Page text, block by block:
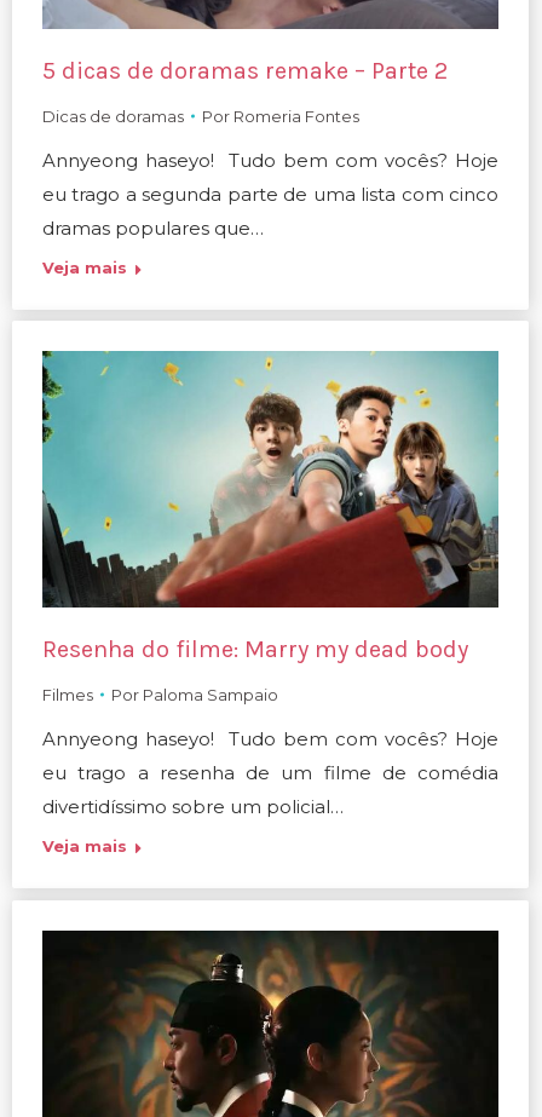
5 dicas de doramas remake – Parte 2
Dicas de doramas Por Romeria Fontes
Annyeong haseyo! Tudo bem com vocês? Hoje
eu trago a segunda parte de uma lista com cinco
dramas populares que…
Veja mais
Resenha do filme: Marry my dead body
Filmes Por Paloma Sampaio
Annyeong haseyo! Tudo bem com vocês? Hoje
eu trago a resenha de um filme de comédia
divertidíssimo sobre um policial…
Veja mais